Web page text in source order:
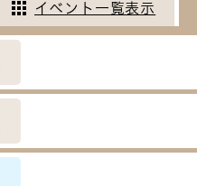
イベント一覧表示